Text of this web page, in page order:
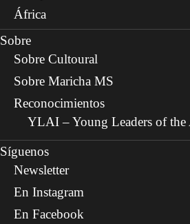
África
Sobre
Sobre Cultoural
Sobre Maricha MS
Reconocimientos
YLAI – Young Leaders of the
Síguenos
Newsletter
En Instagram
En Facebook